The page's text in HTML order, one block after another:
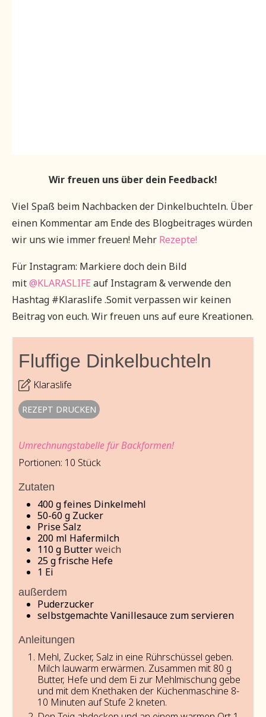
Wir freuen uns über dein Feedback!
Viel Spaß beim Nachbacken der Dinkelbuchteln. Über
einen Kommentar am Ende des Blogbeitrages würden
wir uns wie immer freuen! Mehr Rezepte!
Für Instagram: Markiere doch dein Bild
mit@KLARASLIFE auf Instagram & verwende den
Hashtag #Klaraslife .Somit verpassen wir keinen
Beitrag von euch. Wir freuen uns auf eure Kreationen.
Fluffige Dinkelbuchteln
Klaraslife
REZEPT DRUCKEN
Umrechnungstabelle für Backformen!
Portionen: 10 Stück
Zutaten
400gfeines Dinkelmehl
50-60g Zucker
Prise Salz
200 ml Hafermilch
110g Butterweich
25gfrische Hefe
1 Ei
außerdem
Puderzucker
selbstgemachte Vanillesauce zum servieren
Anleitungen
Mehl, Zucker, Salz in eine Rührschüssel geben.
Milch lauwarm erwärmen. Zusammen mit 80 g
Butter, Hefe und dem Ei zur Mehlmischung gebe
und mit dem Knethaken der Küchenmaschine 8-
10 Minuten auf Stufe 2 kneten.